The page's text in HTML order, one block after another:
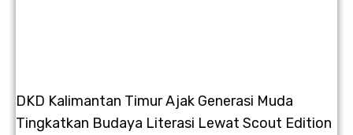
DKD Kalimantan Timur Ajak Generasi Muda
Tingkatkan Budaya Literasi Lewat Scout Edition